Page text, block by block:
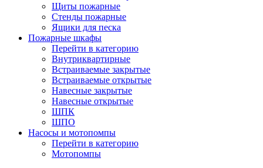
Щиты пожарные
Стенды пожарные
Ящики для песка
Пожарные шкафы
Перейти в категорию
Внутриквартирные
Встраиваемые закрытые
Встраиваемые открытые
Навесные закрытые
Навесные открытые
ШПК
ШПО
Насосы и мотопомпы
Перейти в категорию
Мотопомпы